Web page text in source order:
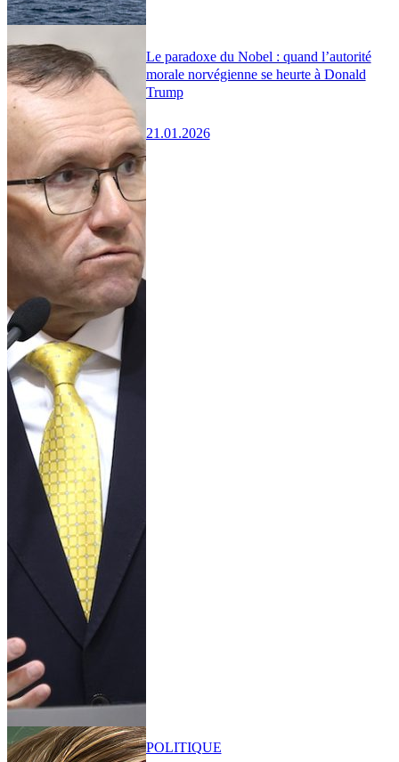
Le paradoxe du Nobel : quand l’autorité
morale norvégienne se heurte à Donald
Trump
21.01.2026
POLITIQUE